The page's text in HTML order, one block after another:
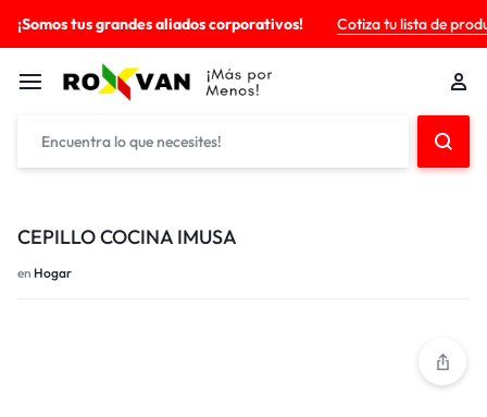
¡Somos tus grandes aliados corporativos! Cotiza tu lista de
CEPILLO COCINA IMUSA
en Hogar